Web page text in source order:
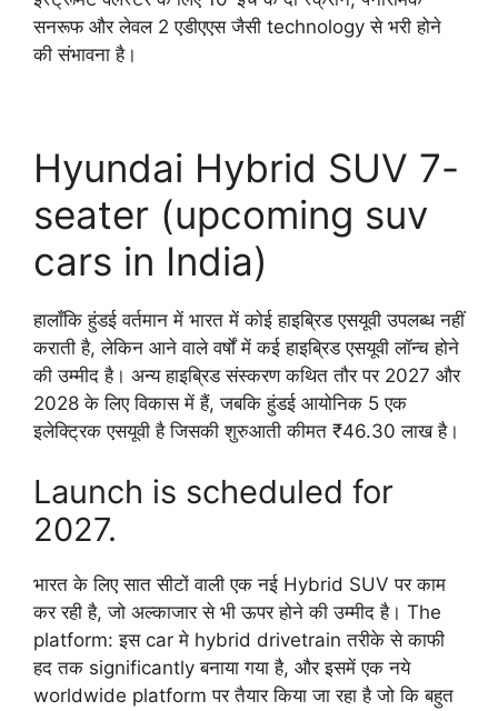
सनरूफ और लेवल 2 एडीएएस जैसी technology से भरी होने
की संभावना है।
Hyundai Hybrid SUV 7-
seater (upcoming suv
cars in India)
हालाँकि हुंडई वर्तमान में भारत में कोई हाइब्रिड एसयूवी उपलब्ध नहीं
कराती है, लेकिन आने वाले वर्षों में कई हाइब्रिड एसयूवी लॉन्च होने
की उम्मीद है। अन्य हाइब्रिड संस्करण कथित तौर पर 2027 और
2028 के लिए विकास में हैं, जबकि हुंडई आयोनिक 5 एक
इलेक्ट्रिक एसयूवी है जिसकी शुरुआती कीमत ₹46.30 लाख है।
Launch is scheduled for
2027.
भारत के लिए सात सीटों वाली एक नई Hybrid SUV पर काम
कर रही है, जो अल्काजार से भी ऊपर होने की उम्मीद है। The
platform: इस car मे hybrid drivetrain तरीके से काफी
हद तक significantly बनाया गया है, और इसमें एक नये
worldwide platform पर तैयार किया जा रहा है जो कि बहुत